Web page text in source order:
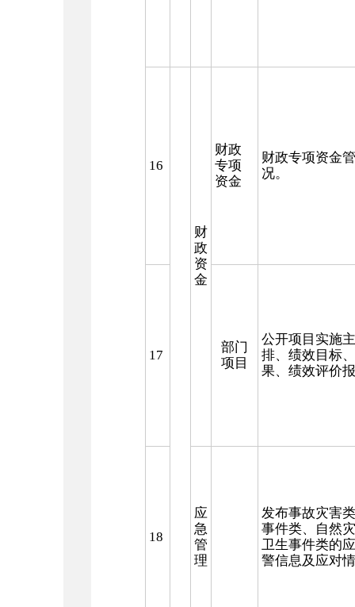
16
财
政
资
金
财政
专项
资金
财政专项资金
况。
17
部门
项目
公开项目实施
排、绩效目标
果、绩效评价
18
应
急
管
理
发布事故灾害
事件类、自然
卫生事件类的
警信息及应对